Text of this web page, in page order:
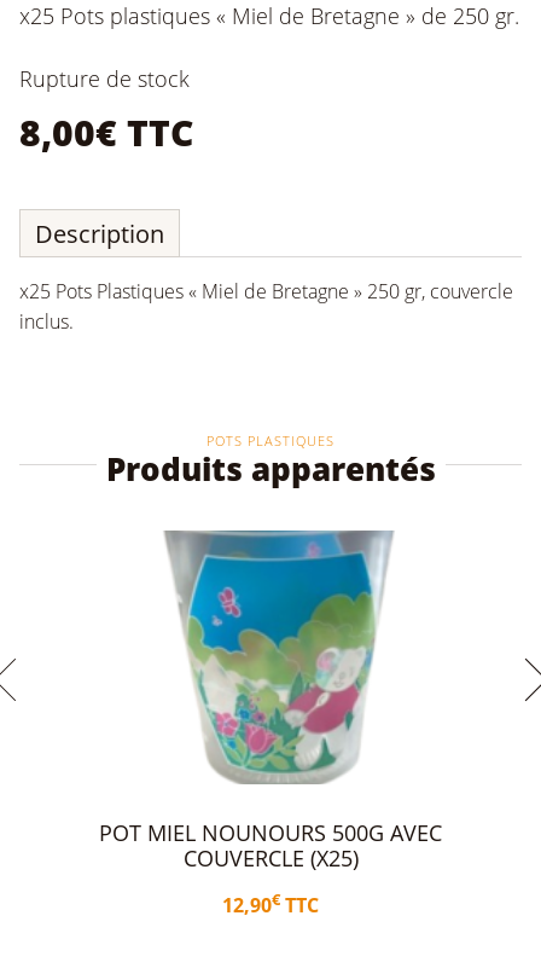
x25 Pots plastiques « Miel de Bretagne » de 250 gr.
Rupture de stock
8,00€ TTC
Description
x25 Pots Plastiques « Miel de Bretagne » 250 gr, couvercle
inclus.
POTS PLASTIQUES
Produits apparentés
POT MIEL NOUNOURS 500G AVEC
COUVERCLE (X25)
12,90€ TTC